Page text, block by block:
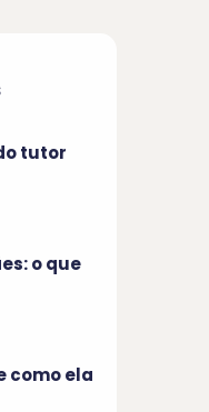
tutor
o que
como ela